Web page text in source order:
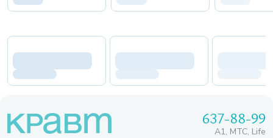
637-88-99
A1, МТС, Life